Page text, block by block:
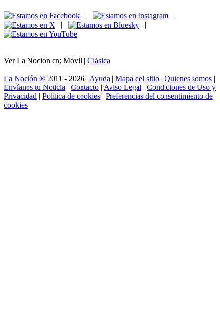
|
|
Ver La Noción en: Móvil | Clásica
La Noción ® 2011 - 2026 | Ayuda | Mapa del sitio | Quienes somos |
Envíanos tu Noticia | Contacto | Aviso Legal | Condiciones de Uso y
Privacidad | Política de cookies | Preferencias del consentimiento de
cookies